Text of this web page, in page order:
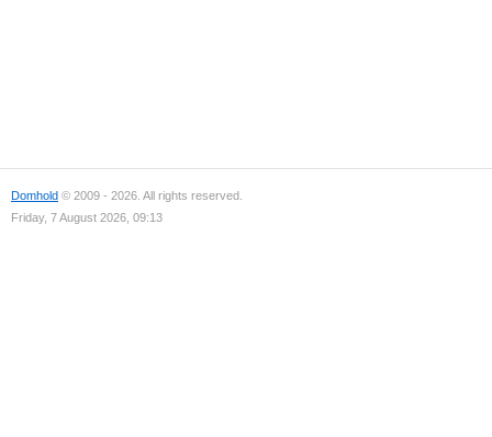
Domhold © 2009 - 2026. All rights reserved.
Friday, 7 August 2026, 09:13